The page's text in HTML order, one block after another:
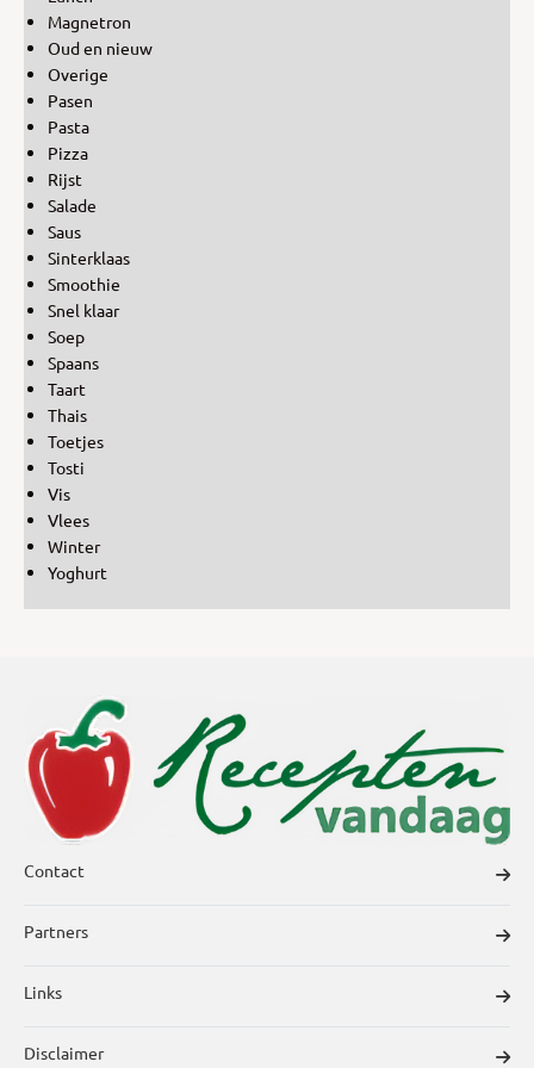
Magnetron
Oud en nieuw
Overige
Pasen
Pasta
Pizza
Rijst
Salade
Saus
Sinterklaas
Smoothie
Snel klaar
Soep
Spaans
Taart
Thais
Toetjes
Tosti
Vis
Vlees
Winter
Yoghurt
Contact
Partners
Links
Disclaimer